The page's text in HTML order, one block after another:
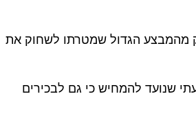
מהמבצע הגדול שמטרתו לשחוק את
שנועד להמחיש כי גם לבכירים